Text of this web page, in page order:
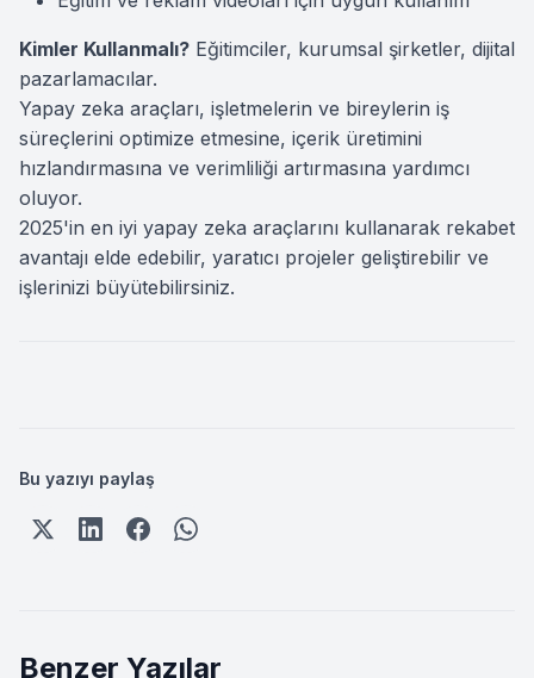
Kimler Kullanmalı? Eğitimciler, kurumsal şirketler, dijital
pazarlamacılar.
Yapay zeka araçları, işletmelerin ve bireylerin iş
süreçlerini optimize etmesine, içerik üretimini
hızlandırmasına ve verimliliği artırmasına yardımcı
oluyor.
2025'in en iyi yapay zeka araçlarını kullanarak rekabet
avantajı elde edebilir, yaratıcı projeler geliştirebilir ve
işlerinizi büyütebilirsiniz.
Bu yazıyı paylaş
Benzer Yazılar